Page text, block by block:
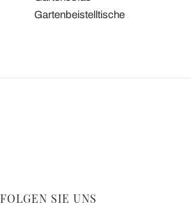
Gartenbeistelltische
FOLGEN SIE UNS